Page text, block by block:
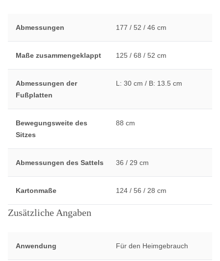
Abmessungen 177 / 52 / 46 cm
Maße zusammengeklappt 125 / 68 / 52 cm
Abmessungen der
Fußplatten
L: 30 cm / B: 13.5 cm
Bewegungsweite des
Sitzes
88 cm
Abmessungen des Sattels 36 / 29 cm
Kartonmaße 124 / 56 / 28 cm
Zusätzliche Angaben
Anwendung Für den Heimgebrauch